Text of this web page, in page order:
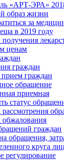
«АРТ-ЭРА»
образ жизни
за
в 2019 году
ценам
граждан
граждан
обращение
приемная
статус
обжалования
граждан
обращения,
круга лиц
регулирование